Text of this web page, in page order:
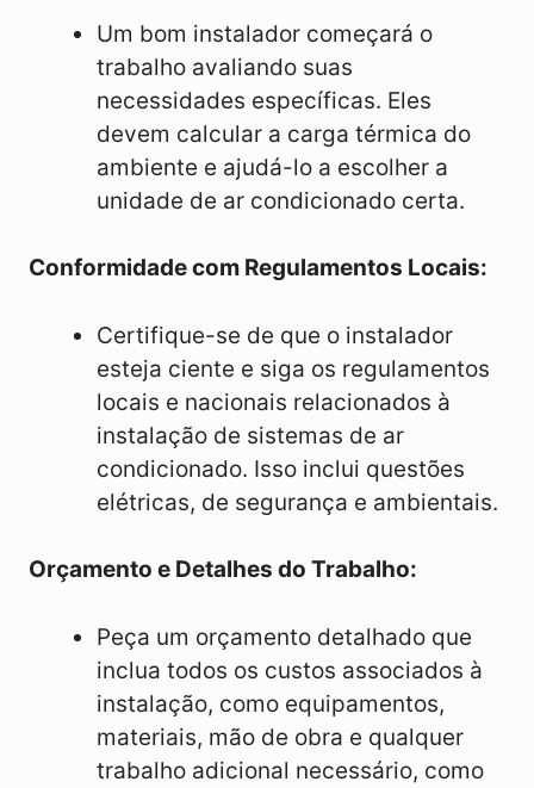
Um bom instalador começará o
trabalho avaliando suas
necessidades específicas. Eles
devem calcular a carga térmica do
ambiente e ajudá-lo a escolher a
unidade de ar condicionado certa.
Conformidade com Regulamentos Locais:
Certifique-se de que o instalador
esteja ciente e siga os regulamentos
locais e nacionais relacionados à
instalação de sistemas de ar
condicionado. Isso inclui questões
elétricas, de segurança e ambientais.
Orçamento e Detalhes do Trabalho:
Peça um orçamento detalhado que
inclua todos os custos associados à
instalação, como equipamentos,
materiais, mão de obra e qualquer
trabalho adicional necessário, como